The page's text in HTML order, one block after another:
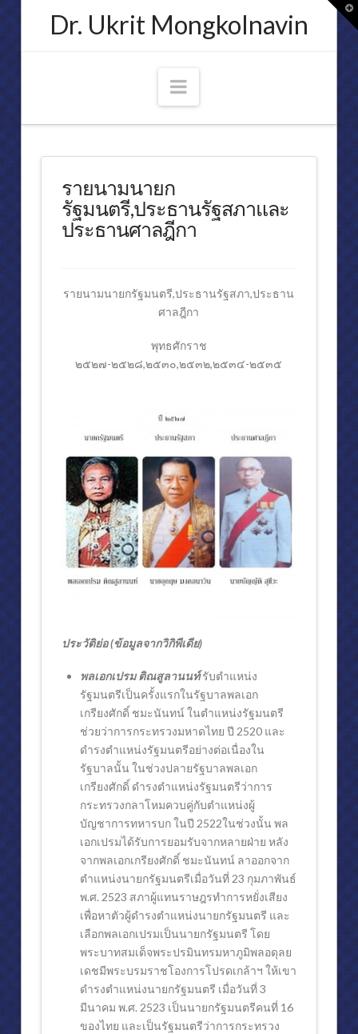
Dr. Ukrit Mongkolnavin
Navigation
ความเชื่อมั่นของข้าพเจ้า
ประกาศนียบัตรเครื่องราชอิสริยาภรณ์และเหรียญสดุดี
คณบดีคณะนิติศาสตร์ จุฬาลงกรณ์มหาวิทยาลัย
พระอัจฉริยภาพทางกฎหมายของพระบาทสมเด็จพระปรมินทรมหาภูมิพล
พระราชพิธีรัชมังคลาภิเษก วันที่ ๕ กรกฎาคม ๒๕๓๑
สมเด็จพระเทพฯเสด็จห้องประชุมสภานิติบัญญัติแห่งชาติ
ราชกิจจานุเบกษา
สรุปงานด้านรัฐสภา
สภาปฏิรูปการปกครองแผ่นดิน ๒๕๒๐
ผลงานด้านต่างประเทศ (๒)
รายนามนายกรัฐมนตรี,ประธานรัฐสภาและประธานศาลฎีกา
การดำรงตำแหน่งสำคัญ
วิชาชีพ
สมเด็จพระเทพฯเสด็จสำนักกฎหมาย
“พระองค์ภา” ทรงฝึกงานทนายความ
ประวัติการก่อตั้งสำนักกฎหมาย
การสัมมนาทางวิชาการ
งาน “แนะนำสารานุกรมกฎหมายแพ่งและพาณิชย์” ฯลฯ
บุคคลสำคัญเยือนสำนักงาน
กิจกรรมต่าง ๆ
สังคมสงเคราะห์
ตึก สก.โรงพยาบาลจุฬาลงกรณ์ ในพระบรมราชูปถัมภ์ สภากาชาดไทย
รายนามนายก
รัฐมนตรี,ประธานรัฐสภาและ
ประธานศาลฎีกา
รายนามนายกรัฐมนตรี,ประธานรัฐสภา,ประธาน
ศาลฎีกา
พุทธศักราช
๒๕๒๗-๒๕๒๘,๒๕๓๐,๒๕๓๒,๒๕๓๔-๒๕๓๕
ประวัติย่อ (ข้อมูลจากวิกิพีเดีย)
พลเอกเปรม ติณสูลานนท์รับตำแหน่ง
รัฐมนตรีเป็นครั้งแรกในรัฐบาลพลเอก
เกรียงศักดิ์ ชมะนันทน์ ในตำแหน่งรัฐมนตรี
ช่วยว่าการกระทรวงมหาดไทย ปี 2520 และ
ดำรงตำแหน่งรัฐมนตรีอย่างต่อเนื่องใน
รัฐบาลนั้น ในช่วงปลายรัฐบาลพลเอก
เกรียงศักดิ์ ดำรงตำแหน่งรัฐมนตรีว่าการ
กระทรวงกลาโหมควบคู่กับตำแหน่งผู้
บัญชาการทหารบก ในปี 2522ในช่วงนั้น พล
เอกเปรมได้รับการยอมรับจากหลายฝ่าย หลัง
จากพลเอกเกรียงศักดิ์ ชมะนันทน์ ลาออกจาก
ตำแหน่งนายกรัฐมนตรีเมื่อวันที่ 23 กุมภาพันธ์
พ.ศ. 2523 สภาผู้แทนราษฎรทำการหยั่งเสียง
เพื่อหาตัวผู้ดำรงตำแหน่งนายกรัฐมนตรี และ
เลือกพลเอกเปรมเป็นนายกรัฐมนตรี โดย
พระบาทสมเด็จพระปรมินทรมหาภูมิพลอดุลย
เดชมีพระบรมราชโองการโปรดเกล้าฯ ให้เขา
ดำรงตำแหน่งนายกรัฐมนตรี เมื่อวันที่ 3
มีนาคม พ.ศ. 2523 เป็นนายกรัฐมนตรีคนที่ 16
ของไทย และเป็นรัฐมนตรีว่าการกระทรวง